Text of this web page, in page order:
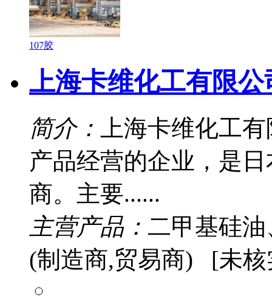
107胶
上海卡维化工有限公
简介：
上海卡维化工
产品经营的企业，是
商。主要......
主营产品： 二甲基硅
(制造商,贸易商) [未核